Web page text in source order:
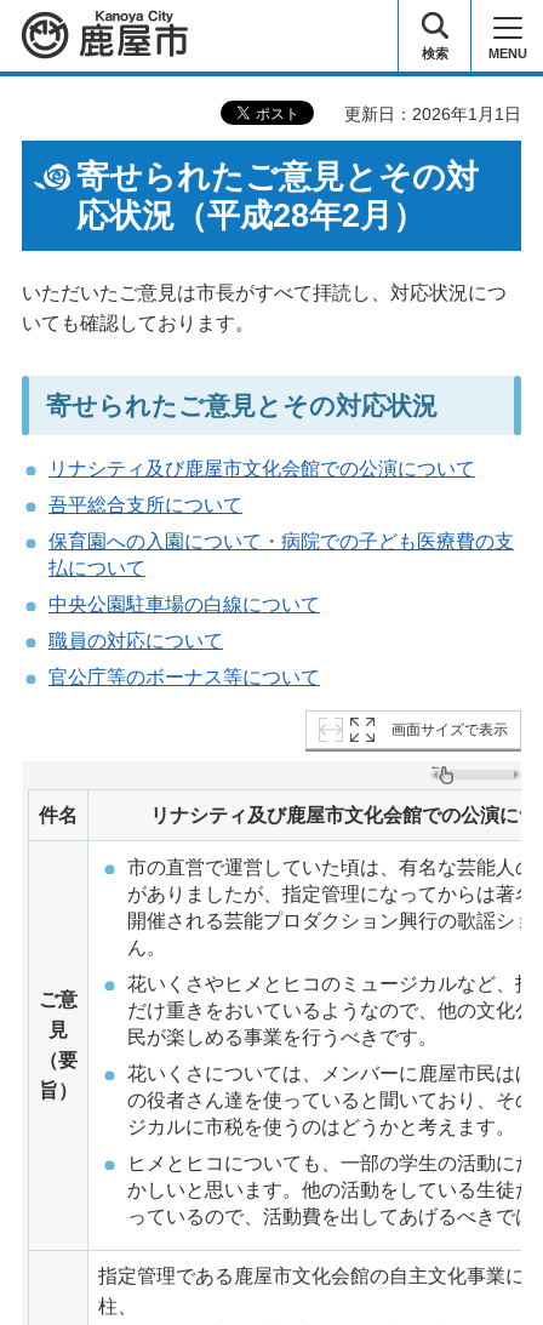
鹿屋市 検索 MENU
更新日：2026年1月1日
寄せられたご意見とその対
応状況（平成28年2月）
いただいたご意見は市長がすべて拝読し、対応状況につ
いても確認しております。
寄せられたご意見とその対応状況
リナシティ及び鹿屋市文化会館での公演について
吾平総合支所について
保育園への入園について・病院での子ども医療費の支
払について
中央公園駐車場の白線について
職員の対応について
官公庁等のボーナス等について
画面サイズで表示
件名 リナシティ及び鹿屋市文化会館での公演につ
ご意
見
（要
旨）
市の直営で運営していた頃は、有名な芸能人
がありましたが、指定管理になってからは著
開催される芸能プロダクション興行の歌謡シ
ん。
花いくさやヒメとヒコのミュージカルなど、
だけ重きをおいているようなので、他の文化
民が楽しめる事業を行うべきです。
花いくさについては、メンバーに鹿屋市民は
の役者さん達を使っていると聞いており、そ
ジカルに市税を使うのはどうかと考えます。
ヒメとヒコについても、一部の学生の活動に
かしいと思います。他の活動をしている生徒
っているので、活動費を出してあげるべきでは
指定管理である鹿屋市文化会館の自主文化事業に
柱、